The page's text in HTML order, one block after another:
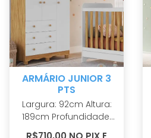
ARMÁRIO JUNIOR 3
PTS
Largura: 92cm Altura:
189cm Profundidade:
42cm 100% MDF Pés